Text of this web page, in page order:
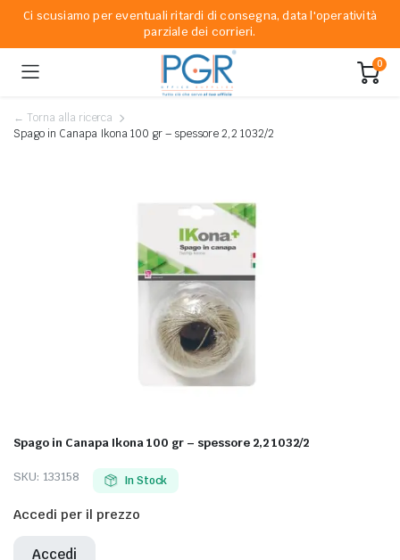
Ci scusiamo per eventuali ritardi di consegna, data l'operatività
parziale dei corrieri.
0
← Torna alla ricerca
Spago in Canapa Ikona 100 gr – spessore 2,2 1032/2
Spago in Canapa Ikona 100 gr – spessore 2,2 1032/2
SKU: 133158 In Stock
Accedi per il prezzo
Accedi